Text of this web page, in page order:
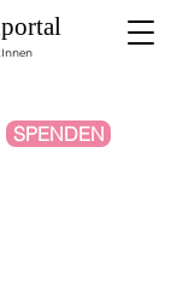
SPENDEN